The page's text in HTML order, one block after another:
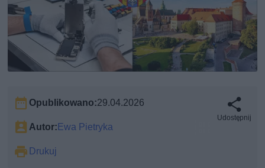
Opublikowano:29.04.2026
Autor: Ewa Pietryka
Drukuj
Udostępnij